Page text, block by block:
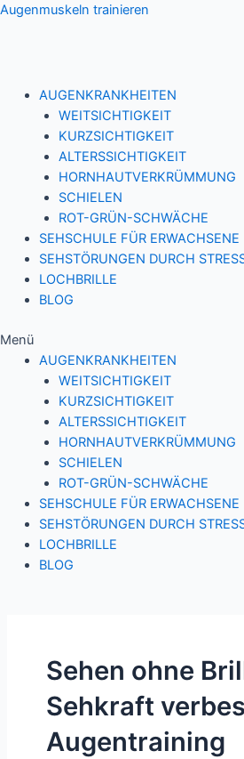
Zum
Augenmuskeln trainieren
AUGENKRANKHEITEN
WEITSICHTIGKEIT
KURZSICHTIGKEIT
ALTERSSICHTIGKEIT
HORNHAUTVERKRÜMMUNG
SCHIELEN
ROT-GRÜN-SCHWÄCHE
SEHSCHULE FÜR ERWACHSENE
SEHSTÖRUNGEN DURCH
LOCHBRILLE
BLOG
Menü
AUGENKRANKHEITEN
WEITSICHTIGKEIT
KURZSICHTIGKEIT
ALTERSSICHTIGKEIT
HORNHAUTVERKRÜMMUNG
SCHIELEN
ROT-GRÜN-SCHWÄCHE
SEHSCHULE FÜR ERWACHSENE
SEHSTÖRUNGEN DURCH
LOCHBRILLE
BLOG
Sehen ohne
Sehkraft
Augentraining